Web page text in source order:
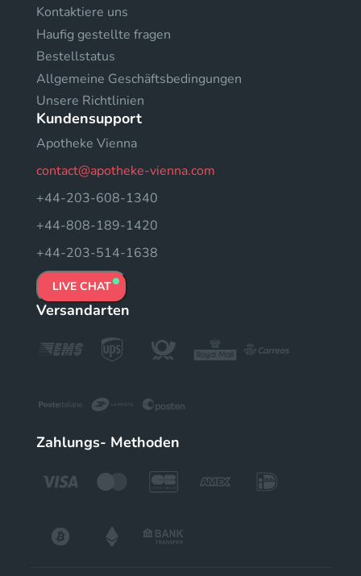
Kontaktiere uns
Haufig gestellte fragen
Bestellstatus
Allgemeine Geschäftsbedingungen
Unsere Richtlinien
Kundensupport
Apotheke Vienna
contact@apotheke-vienna.com
+44-203-608-1340
+44-808-189-1420
+44-203-514-1638
LIVE CHAT
Versandarten
Zahlungs- Methoden